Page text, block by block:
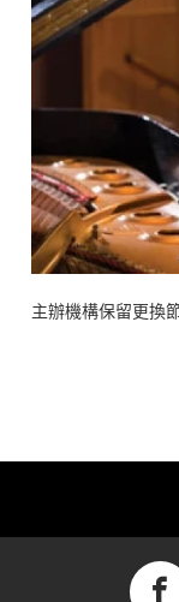
主辦機構保留更換